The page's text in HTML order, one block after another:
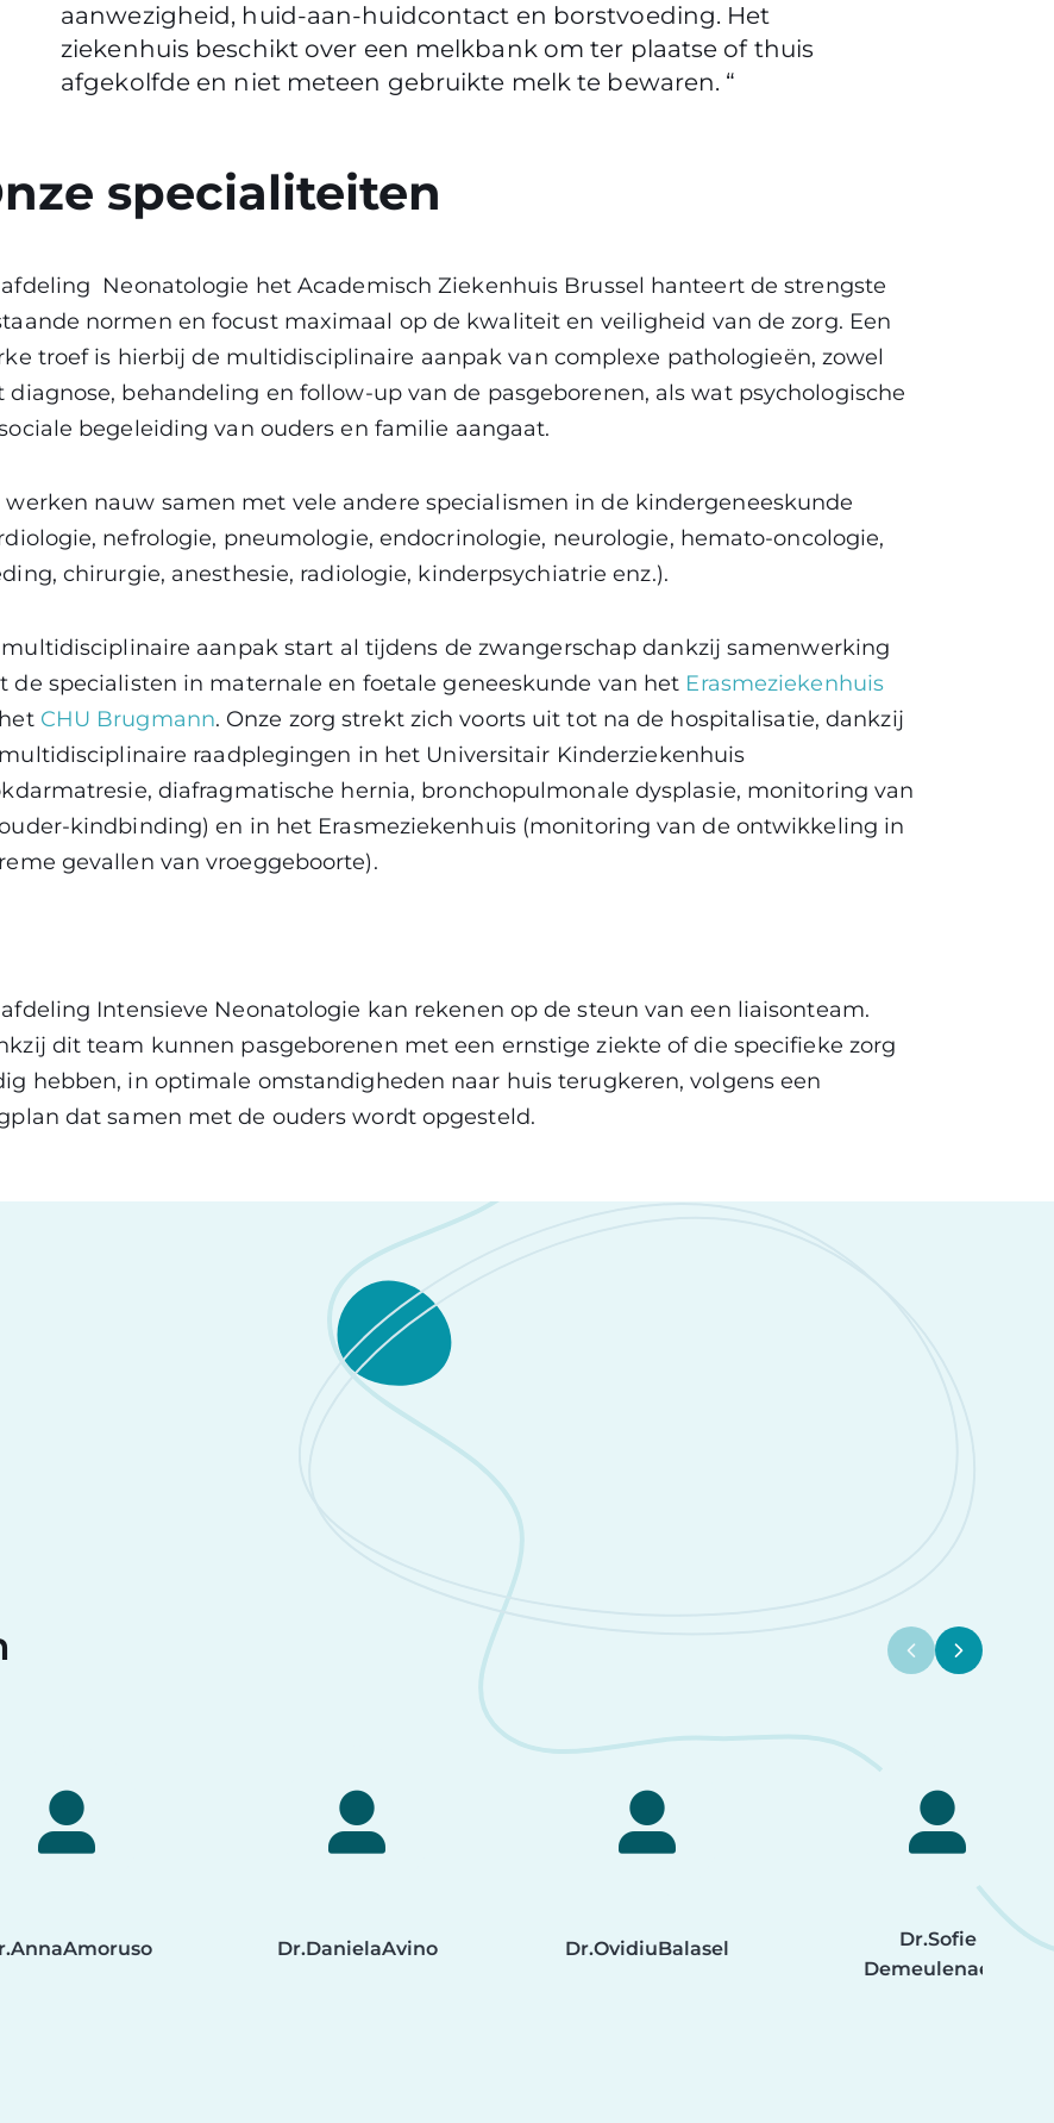
aanwezigheid, huid-aan-huidcontact en borstvoeding. Het
ziekenhuis beschikt over een melkbank om ter plaatse of thuis
afgekolfde en niet meteen gebruikte melk te bewaren. “
specialiteiten
afdeling Neonatologie het Academisch Ziekenhuis Brussel hanteert de strengste
normen en focust maximaal op de kwaliteit en veiligheid van de zorg. Een
troef is hierbij de multidisciplinaire aanpak van complexe pathologieën, zowel
diagnose, behandeling en follow-up van de pasgeborenen, als wat psychologische
begeleiding van ouders en familie aangaat.
werken nauw samen met vele andere specialismen in de kindergeneeskunde
nefrologie, pneumologie, endocrinologie, neurologie, hemato-oncologie,
chirurgie, anesthesie, radiologie, kinderpsychiatrie enz.).
multidisciplinaire aanpak start al tijdens de zwangerschap dankzij samenwerking
de specialisten in maternale en foetale geneeskunde van het Erasmeziekenhuis
CHU Brugmann. Onze zorg strekt zich voorts uit tot na de hospitalisatie, dankzij
raadplegingen in het Universitair Kinderziekenhuis
diafragmatische hernia, bronchopulmonale dysplasie, monitoring van
kindbinding) en in het Erasmeziekenhuis (monitoring van de ontwikkeling in
gevallen van vroeggeboorte).
Intensieve Neonatologie kan rekenen op de steun van een liaisonteam.
dit team kunnen pasgeborenen met een ernstige ziekte of die specifieke zorg
hebben, in optimale omstandigheden naar huis terugkeren, volgens een
dat samen met de ouders wordt opgesteld.
AnnaAmoruso Dr.DanielaAvino Dr.OvidiuBalasel Dr.Sofie
Demeulenaere